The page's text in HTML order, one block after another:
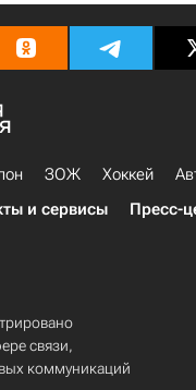
ЗОЖ Хоккей
и сервисы Пресс-
связи,
коммуникаций